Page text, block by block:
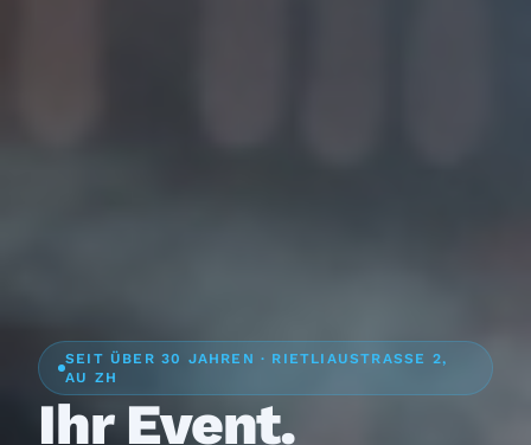
SEIT ÜBER 30 JAHREN · RIETLIAUSTRASSE 2,
AU ZH
Ihr Event.